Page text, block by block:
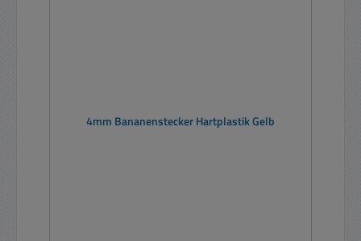
4mm Bananenstecker Hartplastik Gelb